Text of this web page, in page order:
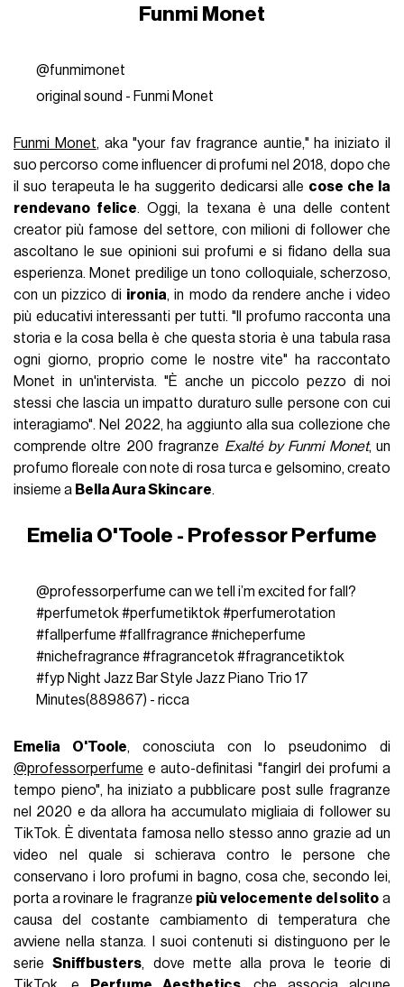
Funmi Monet
@funmimonet
original sound - Funmi Monet
Funmi Monet, aka "your fav fragrance auntie," ha iniziato il
suo percorso come influencer di profumi nel 2018, dopo che
il suo terapeuta le ha suggerito dedicarsi alle cose che la
rendevano felice. Oggi, la texana è una delle content
creator più famose del settore, con milioni di follower che
ascoltano le sue opinioni sui profumi e si fidano della sua
esperienza. Monet predilige un tono colloquiale, scherzoso,
con un pizzico di ironia, in modo da rendere anche i video
più educativi interessanti per tutti. "Il profumo racconta una
storia e la cosa bella è che questa storia è una tabula rasa
ogni giorno, proprio come le nostre vite" ha raccontato
Monet in un'intervista. "È anche un piccolo pezzo di noi
stessi che lascia un impatto duraturo sulle persone con cui
interagiamo". Nel 2022, ha aggiunto alla sua collezione che
comprende oltre 200 fragranze Exalté by Funmi Monet, un
profumo floreale con note di rosa turca e gelsomino, creato
insieme a Bella Aura Skincare.
Emelia O'Toole - Professor Perfume
@professorperfume can we tell i’m excited for fall?
#perfumetok#perfumetiktok#perfumerotation
#fallperfume #fallfragrance #nicheperfume
#nichefragrance #fragrancetok#fragrancetiktok
#fyp Night Jazz Bar Style Jazz Piano Trio 17
Minutes(889867) - ricca
Emelia O'Toole, conosciuta con lo pseudonimo di
@professorperfume e auto-definitasi "fangirl dei profumi a
tempo pieno", ha iniziato a pubblicare post sulle fragranze
nel 2020 e da allora ha accumulato migliaia di follower su
TikTok. È diventata famosa nello stesso anno grazie ad un
video nel quale si schierava contro le persone che
conservano i loro profumi in bagno, cosa che, secondo lei,
porta a rovinare le fragranze più velocemente del solito a
causa del costante cambiamento di temperatura che
avviene nella stanza. I suoi contenuti si distinguono per le
serieSniffbusters, dove mette alla prova le teorie di